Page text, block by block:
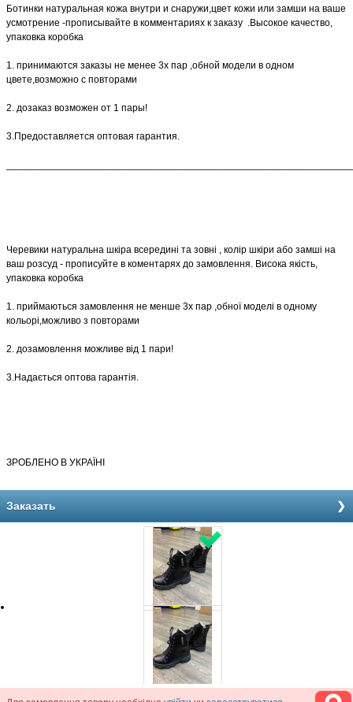
Ботинки натуральная кожа внутри и снаружи,цвет кожи или замши на ваше
усмотрение -прописывайте в комментариях к заказу .Высокое качество,
упаковка коробка
1. принимаются заказы не менее 3х пар ,обной модели в одном
цвете,возможно с повторами
2. дозаказ возможен от 1 пары!
3.Предоставляется оптовая гарантия.
Черевики натуральна шкіра всередині та зовні , колір шкіри або замші на
ваш розсуд - прописуйте в коментарях до замовлення. Висока якість,
упаковка коробка
1. приймаються замовлення не менше 3х пар ,обної моделі в одному
кольорі,можливо з повторами
2. дозамовлення можливе від 1 пари!
3.Надається оптова гарантія.
ЗРОБЛЕНО В УКРАЇНІ
Заказать